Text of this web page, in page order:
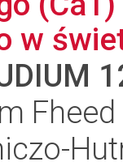
w
Fheed